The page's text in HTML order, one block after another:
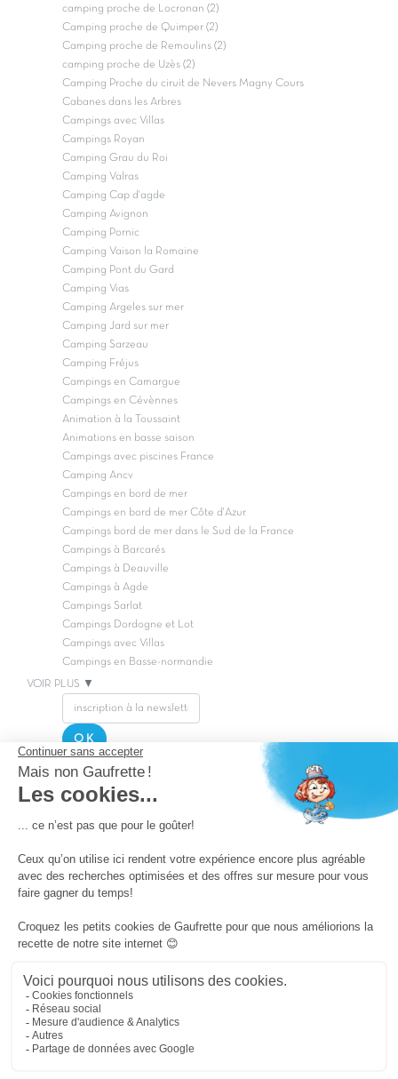
camping proche de Locronan (2)
Camping proche de Quimper (2)
Camping proche de Remoulins (2)
camping proche de Uzès (2)
Camping Proche du ciruit de Nevers Magny Cours
Cabanes dans les Arbres
Campings avec Villas
Campings Royan
Camping Grau du Roi
Camping Valras
Camping Cap d'agde
Camping Avignon
Camping Pornic
Camping Vaison la Romaine
Camping Pont du Gard
Camping Vias
Camping Argeles sur mer
Camping Jard sur mer
Camping Sarzeau
Camping Fréjus
Campings en Camargue
Campings en Cévènnes
Animation à la Toussaint
Animations en basse saison
Campings avec piscines France
Camping Ancv
Campings en bord de mer
Campings en bord de mer Côte d'Azur
Campings bord de mer dans le Sud de la France
Campings à Barcarés
Campings à Deauville
Campings à Agde
Campings Sarlat
Campings Dordogne et Lot
Campings avec Villas
Campings en Basse-normandie
VOIR PLUS ▼
OK
Copyright Capfun 2026 ©
Questions/Réponses
Facebook
Nos offres de lancement
Nos prix Canon
Nos vidéos Live
Pass camping
Mentions légales
Cookies
Conditions générales de vente et RGPD
Plan du Site